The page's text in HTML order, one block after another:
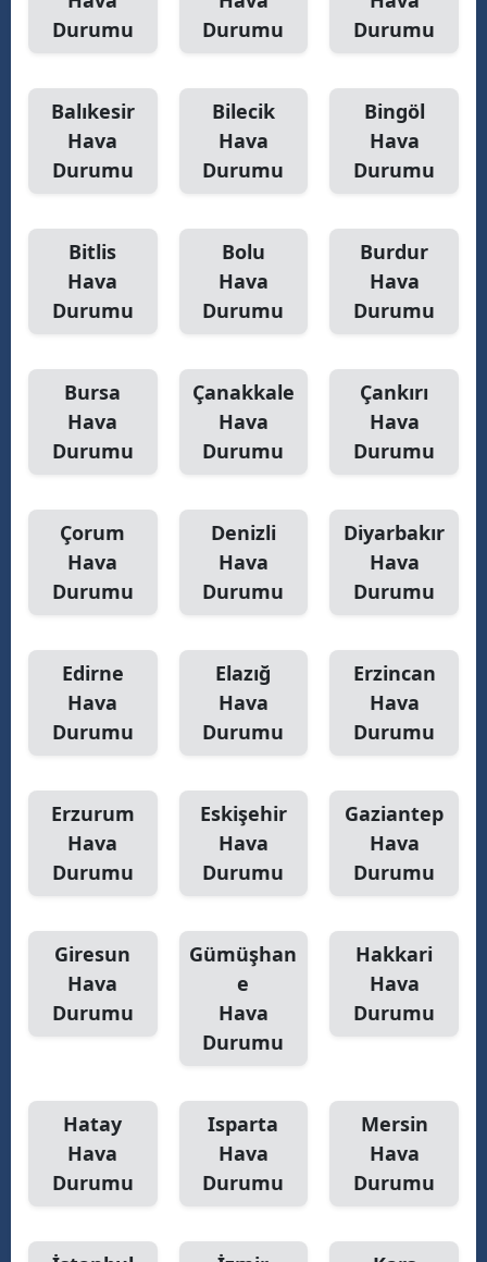
Durumu
Durumu
Durumu
Balıkesir
Hava
Durumu
Bilecik
Hava
Durumu
Bingöl
Hava
Durumu
Bitlis
Hava
Durumu
Bolu
Hava
Durumu
Burdur
Hava
Durumu
Bursa
Hava
Durumu
Çanakkale
Hava
Durumu
Çankırı
Hava
Durumu
Çorum
Hava
Durumu
Denizli
Hava
Durumu
Diyarbakır
Hava
Durumu
Edirne
Hava
Durumu
Elazığ
Hava
Durumu
Erzincan
Hava
Durumu
Erzurum
Hava
Durumu
Eskişehir
Hava
Durumu
Gaziantep
Hava
Durumu
Giresun
Hava
Durumu
Gümüşhan
e
Hava
Durumu
Hakkari
Hava
Durumu
Hatay
Hava
Durumu
Isparta
Hava
Durumu
Mersin
Hava
Durumu